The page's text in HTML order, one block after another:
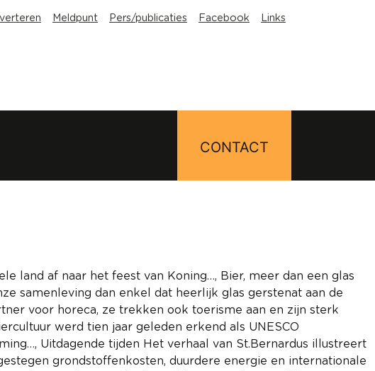
Meldpunt Pers/publicaties Facebook Links
CONTACT
land af naar het feest van Koning…, Bier, meer dan een glas
samenleving dan enkel dat heerlijk glas gerstenat aan de
voor horeca, ze trekken ook toerisme aan en zijn sterk
werd tien jaar geleden erkend als UNESCO
Uitdagende tijden Het verhaal van St.Bernardus illustreert
grondstoffenkosten, duurdere energie en internationale